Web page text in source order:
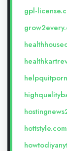
gpl-
hottstyle.com